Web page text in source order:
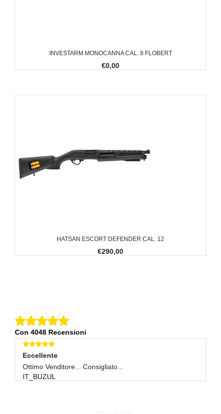
INVESTARM MONOCANNA CAL. 8 FLOBERT
€0,00
HATSAN ESCORT DEFENDER CAL. 12
€290,00
Con 4048 Recensioni
Eccellente
Ottimo Venditore... Consigliato...
IT_BUZUL